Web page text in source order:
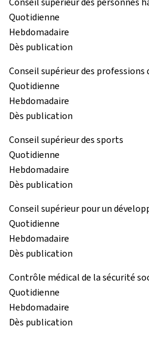
Quotidienne
Hebdomadaire
Dès publication
Conseil supérieur des professions
Quotidienne
Hebdomadaire
Dès publication
Conseil supérieur des sports
Quotidienne
Hebdomadaire
Dès publication
Conseil supérieur pour un
Quotidienne
Hebdomadaire
Dès publication
Contrôle médical de la sécurité
Quotidienne
Hebdomadaire
Dès publication